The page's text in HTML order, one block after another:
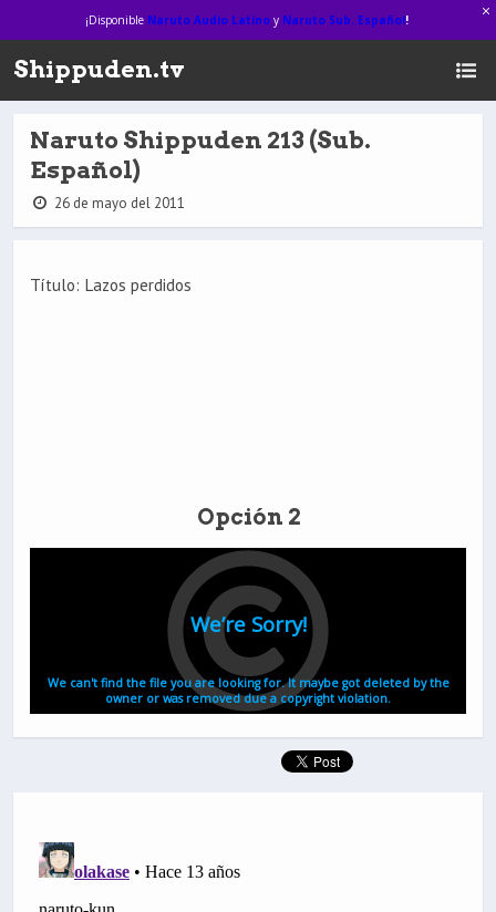
¡Disponible Naruto Audio Latinoy Naruto Sub. Español!
Shippuden.tv
Naruto Shippuden 213 (Sub.
Español)
26 de mayo del 2011
Título: Lazos perdidos
Opción 2